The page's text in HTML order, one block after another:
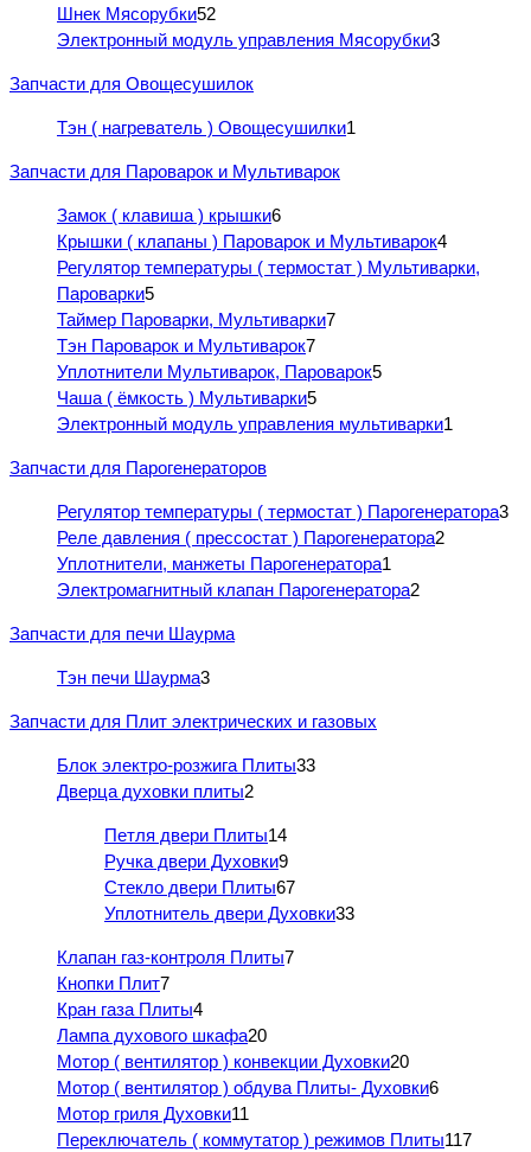
Шнек Мясорубки52
Электронный модуль управления Мясорубки3
Запчасти для Овощесушилок
Тэн ( нагреватель ) Овощесушилки1
Запчасти для Пароварок и Мультиварок
Замок ( клавиша ) крышки6
Крышки ( клапаны ) Пароварок и Мультиварок4
Регулятор температуры ( термостат ) Мультиварки,
Пароварки5
Таймер Пароварки, Мультиварки7
Тэн Пароварок и Мультиварок7
Уплотнители Мультиварок, Пароварок5
Чаша ( ёмкость ) Мультиварки5
Электронный модуль управления мультиварки1
Запчасти для Парогенераторов
Регулятор температуры ( термостат ) Парогенератора3
Реле давления ( прессостат ) Парогенератора2
Уплотнители, манжеты Парогенератора1
Электромагнитный клапан Парогенератора2
Запчасти для печи Шаурма
Тэн печи Шаурма3
Запчасти для Плит электрических и газовых
Блок электро-розжига Плиты33
Дверца духовки плиты2
Петля двери Плиты14
Ручка двери Духовки9
Стекло двери Плиты67
Уплотнитель двери Духовки33
Клапан газ-контроля Плиты7
Кнопки Плит7
Кран газа Плиты4
Лампа духового шкафа20
Мотор ( вентилятор ) конвекции Духовки20
Мотор ( вентилятор ) обдува Плиты- Духовки6
Мотор гриля Духовки11
Переключатель ( коммутатор ) режимов Плиты117